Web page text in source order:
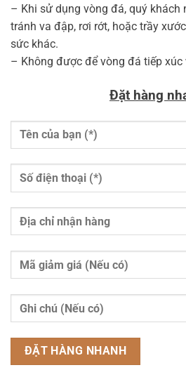
– Khi sử dụng vòng đá, quý khách
tránh va đập, rơi rớt, hoặc trầy
sức khác.
– Không được để vòng đá tiếp
Đặt hàng